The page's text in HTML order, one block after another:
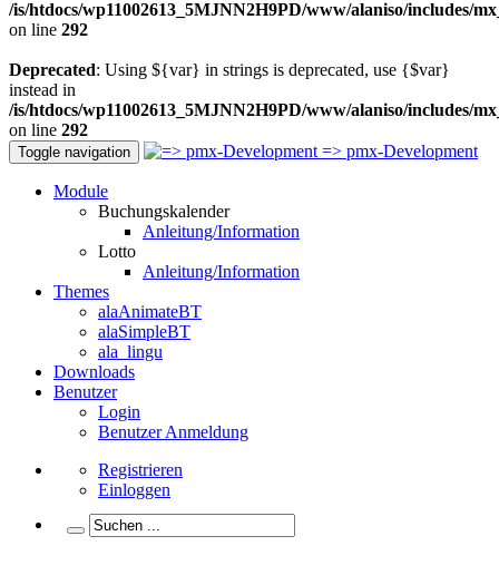
/is/htdocs/wp11002613_5MJNN2H9PD/www/alaniso/includes/
on line 292
Deprecated: Using ${var} in strings is deprecated, use {$var}
instead in
/is/htdocs/wp11002613_5MJNN2H9PD/www/alaniso/includes/
on line 292
Toggle navigation => pmx-Development
Module
Buchungskalender
Anleitung/Information
Lotto
Anleitung/Information
Themes
alaAnimateBT
alaSimpleBT
ala_lingu
Downloads
Benutzer
Login
Benutzer Anmeldung
Registrieren
Einloggen